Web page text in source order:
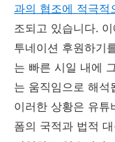
과의 협조에 적극적
조되고 있습니다.
투네이션 후원하기
는 빠른 시일 내에
는 움직임으로 해석
이러한 상황은 유튜
폼의 국적과 법적